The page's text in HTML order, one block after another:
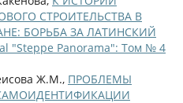
СТРОИТЕЛЬСТВА В
БОРЬБА ЗА ЛАТИНСКИЙ
"Steppe Panorama": Том № 4
Ж.М., ПРОБЛЕМЫ